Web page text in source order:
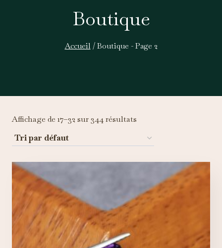
Boutique
Accueil / Boutique - Page 2
Affichage de 17–32 sur 344 résultats